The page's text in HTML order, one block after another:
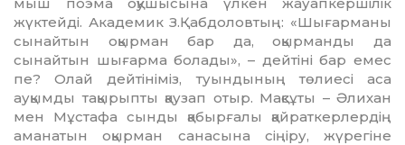
мыш поэма оқушысына үлкен жауап­кер­шілік
жүктейді. Академик З.Қабдоловтың: «Шы­ғарманы
сынайтын оқырман бар да, оқыр­манды да
сынайтын шығарма болады», – дейтіні бар емес
пе? Олай дейтініміз, туын­ды­ның төлиесі аса
ауқымды тақырыпты қаузап отыр. Мақсұты – Әлихан
мен Мұстафа сынды қ­абырғалы қайраткерлердің
аманатын оқыр­ман санасына сіңіру, жүрегіне